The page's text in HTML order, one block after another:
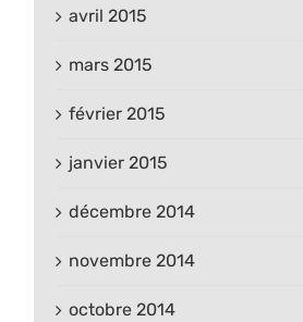
avril 2015
mars 2015
février 2015
janvier 2015
décembre 2014
novembre 2014
octobre 2014